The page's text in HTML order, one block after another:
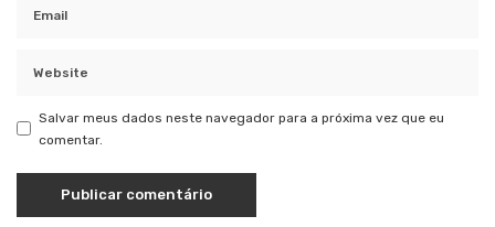
Salvar meus dados neste navegador para a próxima vez que eu
comentar.